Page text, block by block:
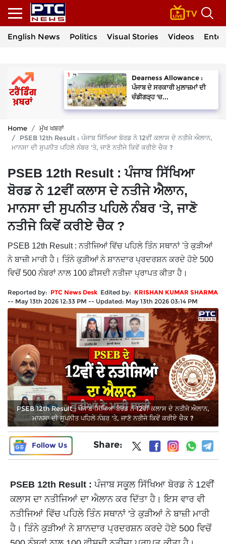
English News Politics Visual Stories Videos
Dearness Allowance :
ਪੰਜਾਬ ਦੇ ਸਰਕਾਰੀ ਮੁਲਾਜ਼ਮਾਂ ਦੀ
ਚੰਡੀਗੜ੍ਹ 'ਚ...
Home
ਮੁੱਖ ਖਬਰਾਂ
PSEB 12th Result : ਪੰਜਾਬ ਸਿੱਖਿਆ ਬੋਰਡ ਨੇ 12ਵੀਂ ਕਲਾਸ ਦੇ ਨਤੀਜੇ ਐਲਾਨ,
ਮਾਨਸਾ ਦੀ ਸੁਪਨੀਤ ਪਹਿਲੇ ਨੰਬਰ 'ਤੇ, ਜਾਣੋ ਨਤੀਜੇ ਕਿਵੇਂ ਕਰੀਏ ਚੈਕ ?
PSEB 12th Result : ਪੰਜਾਬ ਸਿੱਖਿਆ
ਬੋਰਡ ਨੇ 12ਵੀਂ ਕਲਾਸ ਦੇ ਨਤੀਜੇ ਐਲਾਨ,
ਮਾਨਸਾ ਦੀ ਸੁਪਨੀਤ ਪਹਿਲੇ ਨੰਬਰ 'ਤੇ, ਜਾਣੋ
ਨਤੀਜੇ ਕਿਵੇਂ ਕਰੀਏ ਚੈਕ ?
PSEB 12th Result : ਨਤੀਜਿਆਂ ਵਿੱਚ ਪਹਿਲੇ ਤਿੰਨ ਸਥਾਨਾਂ 'ਤੇ ਕੁੜੀਆਂ
ਨੇ ਬਾਜ਼ੀ ਮਾਰੀ ਹੈ। ਤਿੰਨੇ ਕੁੜੀਆਂ ਨੇ ਸ਼ਾਨਦਾਰ ਪ੍ਰਦਰਸ਼ਨ ਕਰਦੇ ਹੋਏ 500
ਵਿਚੋਂ 500 ਨੰਬਰਾਂ ਨਾਲ 100 ਫ਼ੀਸਦੀ ਨਤੀਜਾ ਪ੍ਰਾਪਤ ਕੀਤਾ ਹੈ।
Reported by: PTC News Desk Edited by: KRISHAN KUMAR SHARMA
-- May 13th 2026 12:33 PM -- Updated: May 13th 2026 03:14 PM
PSEB 12th Result : ਪੰਜਾਬ ਸਿੱਖਿਆ ਬੋਰਡ ਨੇ 12ਵੀਂ ਕਲਾਸ ਦੇ ਨਤੀਜੇ ਐਲਾਨ,
ਮਾਨਸਾ ਦੀ ਸੁਪਨੀਤ ਪਹਿਲੇ ਨੰਬਰ 'ਤੇ, ਜਾਣੋ ਨਤੀਜੇ ਕਿਵੇਂ ਕਰੀਏ ਚੈਕ ?
Follow Us Share:
PSEB 12th Result : ਪੰਜਾਬ ਸਕੂਲ ਸਿੱਖਿਆ ਬੋਰਡ ਨੇ 12ਵੀਂ
ਕਲਾਸ ਦਾ ਨਤੀਜਿਆਂ ਦਾ ਐਲਾਨ ਕਰ ਦਿੱਤਾ ਹੈ। ਇਸ ਵਾਰ ਵੀ
ਨਤੀਜਿਆਂ ਵਿੱਚ ਪਹਿਲੇ ਤਿੰਨ ਸਥਾਨਾਂ 'ਤੇ ਕੁੜੀਆਂ ਨੇ ਬਾਜ਼ੀ ਮਾਰੀ
ਹੈ। ਤਿੰਨੇ ਕੁੜੀਆਂ ਨੇ ਸ਼ਾਨਦਾਰ ਪ੍ਰਦਰਸ਼ਨ ਕਰਦੇ ਹੋਏ 500 ਵਿਚੋਂ